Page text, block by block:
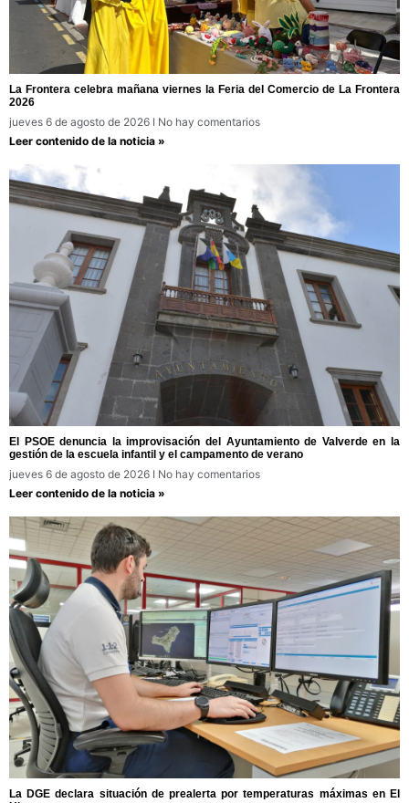
La Frontera celebra mañana viernes la Feria del Comercio de La Frontera
2026
jueves 6 de agosto de 2026
No hay comentarios
Leer contenido de la noticia »
El PSOE denuncia la improvisación del Ayuntamiento de Valverde en la
gestión de la escuela infantil y el campamento de verano
jueves 6 de agosto de 2026
No hay comentarios
Leer contenido de la noticia »
La DGE declara situación de prealerta por temperaturas máximas en El